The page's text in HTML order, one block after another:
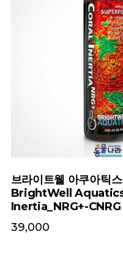
박터 퍼
성형 락
(41 x 32 x 36)
390,000